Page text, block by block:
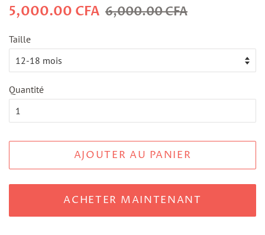
Prix
5,000.00 CFA Prix
6,000.00 CFA
Taille
Quantité
AJOUTER AU PANIER
ACHETER MAINTENANT